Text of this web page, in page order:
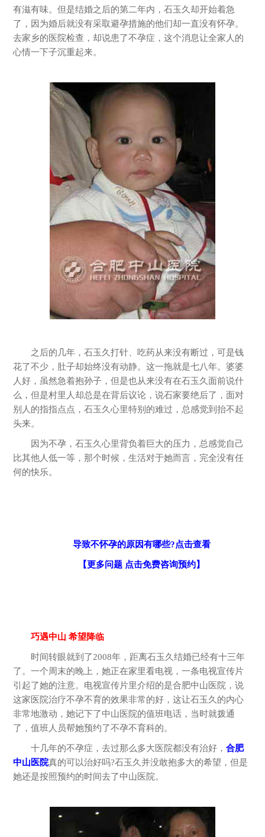
有滋有味。但是结婚之后的第二年内，石玉久却开始着急
了，因为婚后就没有采取避孕措施的他们却一直没有怀孕。
去家乡的医院检查，却说患了不孕症，这个消息让全家人的
心情一下子沉重起来。
之后的几年，石玉久打针、吃药从来没有断过，可是钱
花了不少，肚子却始终没有动静。这一拖就是七八年。婆婆
人好，虽然急着抱孙子，但是也从来没有在石玉久面前说什
么，但是村里人却总是在背后议论，说石家要绝后了，面对
别人的指指点点，石玉久心里特别的难过，总感觉到抬不起
头来。
因为不孕，石玉久心里背负着巨大的压力，总感觉自己
比其他人低一等，那个时候，生活对于她而言，完全没有任
何的快乐。
导致不怀孕的原因有哪些?点击查看
【更多问题 点击免费咨询预约】
巧遇中山 希望降临
时间转眼就到了2008年，距离石玉久结婚已经有十三年
了。一个周末的晚上，她正在家里看电视，一条电视宣传片
引起了她的注意。电视宣传片里介绍的是合肥中山医院，说
这家医院治疗不孕不育的效果非常的好，这让石玉久的内心
非常地激动，她记下了中山医院的值班电话，当时就拨通
了，值班人员帮她预约了不孕不育科的。
十几年的不孕症，去过那么多大医院都没有治好，合肥
中山医院真的可以治好吗?石玉久并没敢抱多大的希望，但是
她还是按照预约的时间去了中山医院。